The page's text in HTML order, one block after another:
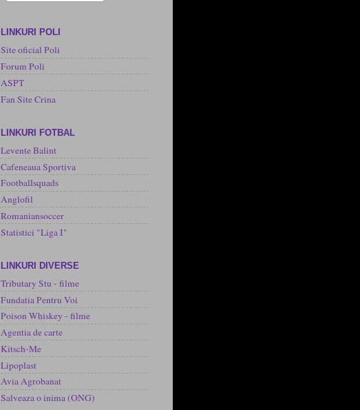
LINKURI POLI
Site oficial Poli
Forum Poli
ASPT
Fan Site Crina
LINKURI FOTBAL
Levente Balint
Cafeneaua Sportiva
Footballsquads
Anglofil
Romaniansoccer
Statistici "Liga I"
LINKURI DIVERSE
Tributary Stu - filme
Fundatia Pentru Voi
Poison Whiskey - filme
Agentia de carte
Kitsch-Me
Lipoplast
Avia Agrobanat
Salveaza o inima (ONG)